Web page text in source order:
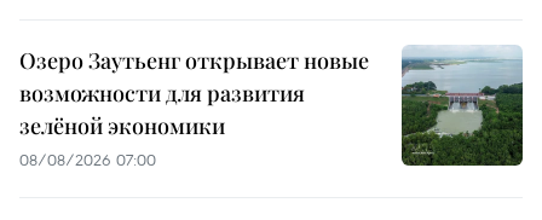
Озеро Заутьенг открывает новые
возможности для развития
зелёной экономики
08/08/2026 07:00